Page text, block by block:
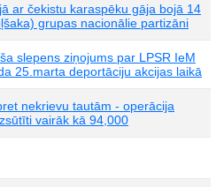
ar čekistu karaspēku gāja bojā 14
grupas nacionālie partizāni
slepens ziņojums par LPSR IeM
25.marta deportāciju akcijas laikā
nekrievu tautām - operācija
vairāk kā 94,000